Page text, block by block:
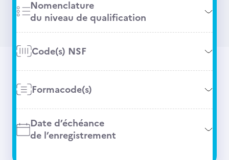
Nomenclature
du niveau de qualification
Code(s) NSF
Formacode(s)
Date d’échéance
de l’enregistrement